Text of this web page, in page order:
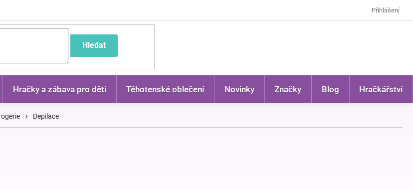
Přihlášení
Hledat
Hračky a zábava pro děti Těhotenské oblečení Novinky Značky Blog Hračkářství
Depilace